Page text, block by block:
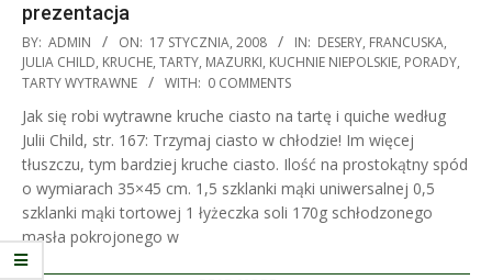
prezentacja
2008-
01-
17
BY: ADMIN ON: 17 STYCZNIA, 2008 IN: DESERY, FRANCUSKA,
JULIA CHILD, KRUCHE, TARTY, MAZURKI, KUCHNIE NIEPOLSKIE, PORADY,
TARTY WYTRAWNE
WITH: 0 COMMENTS
Jak się robi wytrawne kruche ciasto na tartę i quiche według
Julii Child, str. 167: Trzymaj ciasto w chłodzie! Im więcej
tłuszczu, tym bardziej kruche ciasto. Ilość na prostokątny spód
o wymiarach 35×45 cm. 1,5 szklanki mąki uniwersalnej 0,5
szklanki mąki tortowej 1 łyżeczka soli 170g schłodzonego
masła pokrojonego w